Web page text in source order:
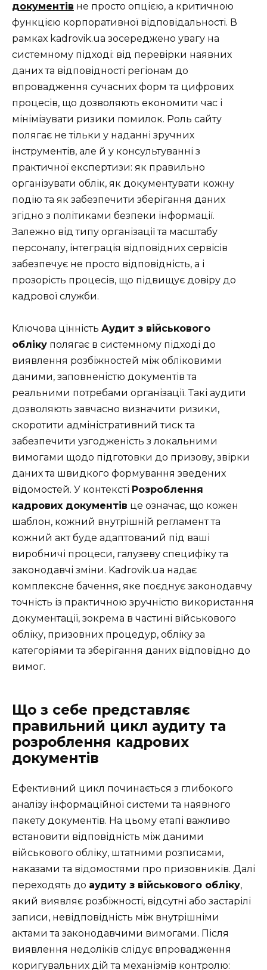
документів не просто опцією, а критичною
функцією корпоративної відповідальності. В
рамках kadrovik.ua зосереджено увагу на
системному підході: від перевірки наявних
даних та відповідності регіонам до
впровадження сучасних форм та цифрових
процесів, що дозволяють економити час і
мінімізувати ризики помилок. Роль сайту
полягає не тільки у наданні зручних
інструментів, але й у консультуванні з
практичної експертизи: як правильно
організувати облік, як документувати кожну
подію та як забезпечити зберігання даних
згідно з політиками безпеки інформації.
Залежно від типу організації та масштабу
персоналу, інтеграція відповідних сервісів
забезпечує не просто відповідність, а і
прозорість процесів, що підвищує довіру до
кадрової служби.
Ключова цінність Аудит з військового
обліку полягає в системному підході до
виявлення розбіжностей між обліковими
даними, заповненістю документів та
реальними потребами організації. Такі аудити
дозволяють завчасно визначити ризики,
скоротити адміністративний тиск та
забезпечити узгодженість з локальними
вимогами щодо підготовки до призову, звірки
даних та швидкого формування зведених
відомостей. У контексті Розроблення
кадрових документів це означає, що кожен
шаблон, кожний внутрішній регламент та
кожний акт буде адаптований під ваші
виробничі процеси, галузеву специфіку та
законодавчі зміни. Kadrovik.ua надає
комплексне бачення, яке поєднує законодавчу
точність із практичною зручністю використання
документації, зокрема в частині військового
обліку, призовних процедур, обліку за
категоріями та зберігання даних відповідно до
вимог.
Що з себе представляє
правильний цикл аудиту та
розроблення кадрових
документів
Ефективний цикл починається з глибокого
аналізу інформаційної системи та наявного
пакету документів. На цьому етапі важливо
встановити відповідність між даними
військового обліку, штатними розписами,
наказами та відомостями про призовників. Далі
переходять до аудиту з військового обліку,
який виявляє розбіжності, відсутні або застарілі
записи, невідповідність між внутрішніми
актами та законодавчими вимогами. Після
виявлення недоліків слідує впровадження
коригувальних дій та механізмів контролю: